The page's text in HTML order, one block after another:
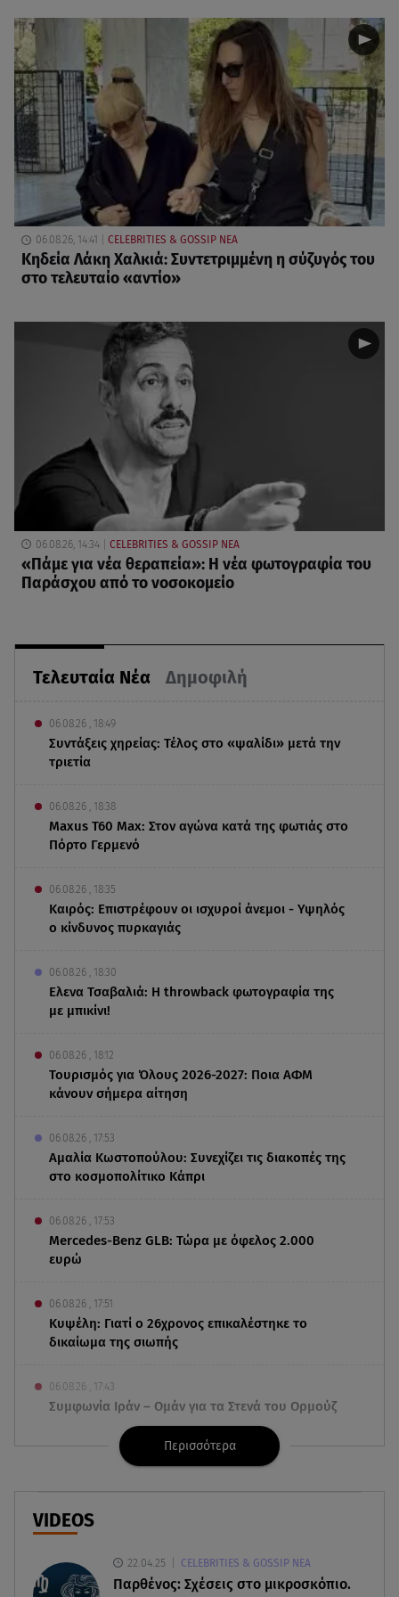
Τελευταία Νέα Δημοφιλή
06.08.26 , 18:49
Συντάξεις χηρείας: Τέλος στο «ψαλίδι» μετά την
τριετία
06.08.26 , 18:38
Maxus T60 Max: Στον αγώνα κατά της φωτιάς στο
Πόρτο Γερμενό
06.08.26 , 18:35
Καιρός: Επιστρέφουν οι ισχυροί άνεμοι - Υψηλός
ο κίνδυνος πυρκαγιάς
06.08.26 , 18:30
Ελενα Τσαβαλιά: Η throwback φωτογραφία της
με μπικίνι!
06.08.26 , 18:12
Τουρισμός για Όλους 2026-2027: Ποια ΑΦΜ
κάνουν σήμερα αίτηση
06.08.26 , 17:53
Αμαλία Κωστοπούλου: Συνεχίζει τις διακοπές της
στο κοσμοπολίτικο Κάπρι
06.08.26 , 17:53
Mercedes-Benz GLB: Τώρα με όφελος 2.000
ευρώ
06.08.26 , 17:51
Κυψέλη: Γιατί ο 26χρονος επικαλέστηκε το
δικαίωμα της σιωπής
06.08.26 , 17:43
Συμφωνία Ιράν – Ομάν για τα Στενά του Ορμούζ
06.08.26 , 17:12
Μαρία Κορινθίου: «Έχω πατήσει φρένο» -
Δηλώνει χορτασμένη και μπουχτισμένη!
06.08.26 , 16:57
Άνω Λιόσια: Πήγε να κλέψει καλώδια, έπαθε
ηλεκτροπληξία και πέθανε
Περισσότερα
VIDEOS
22.04.25 CELEBRITIES & GOSSIP ΝΕΑ
Παρθένος: Σχέσεις στο μικροσκόπιο.
06.08.26, 14:41 CELEBRITIES & GOSSIP ΝΕΑ
Κηδεία Λάκη Χαλκιά: Συντετριμμένη η σύζυγός του
στο τελευταίο «αντίο»
06.08.26, 14:34 CELEBRITIES & GOSSIP ΝΕΑ
«Πάμε για νέα θεραπεία»: Η νέα φωτογραφία του
Παράσχου από το νοσοκομείο